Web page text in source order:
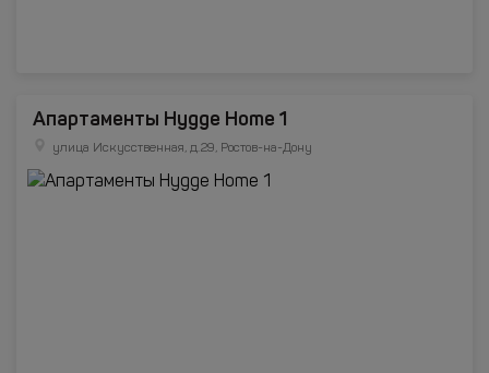
Апартаменты Hygge Home 1
улица Искусственная, д.29, Ростов-на-Дону